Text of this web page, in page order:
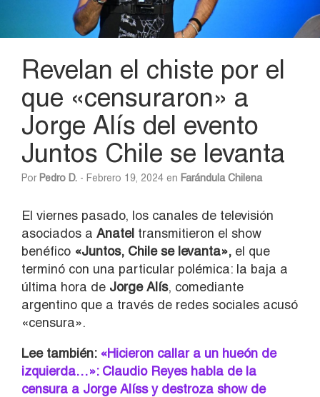
Revelan el chiste por el
que «censuraron» a
Jorge Alís del evento
Juntos Chile se levanta
Por Pedro D. - Febrero 19, 2024 en Farándula Chilena
El viernes pasado, los canales de televisión
asociados a Anatel transmitieron el show
benéfico «Juntos, Chile se levanta», el que
terminó con una particular polémica: la baja a
última hora de Jorge Alís, comediante
argentino que a través de redes sociales acusó
«censura».
Lee también: «Hicieron callar a un hueón de
izquierda…»: Claudio Reyes habla de la
censura a Jorge Alíss y destroza show de